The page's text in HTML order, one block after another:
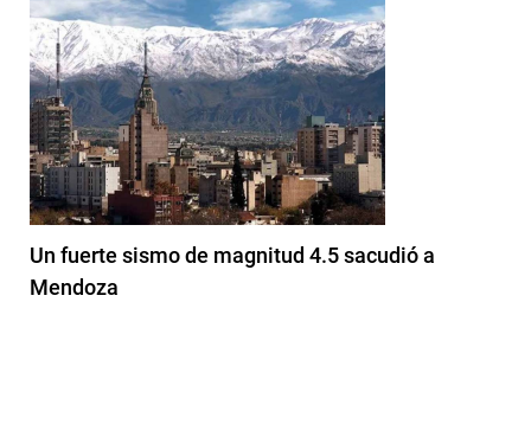
Un fuerte sismo de magnitud 4.5 sacudió a
Mendoza